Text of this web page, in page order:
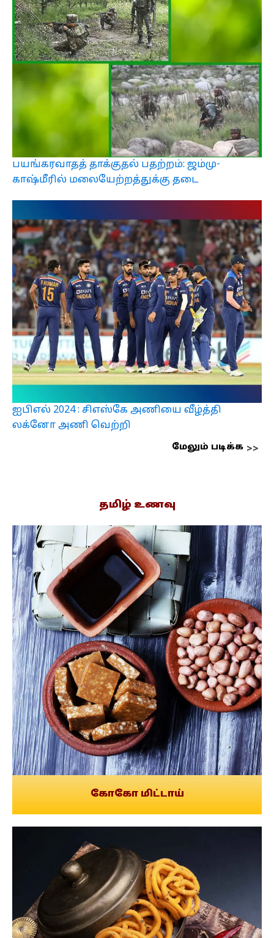
பயங்கரவாதத் தாக்குதல் பதற்றம்: ஜம்மு-
காஷ்மீரில் மலையேற்றத்துக்கு தடை
ஐபிஎல் 2024 : சிஎஸ்கே அணியை வீழ்த்தி
லக்னோ அணி வெற்றி
மேலும் படிக்க
தமிழ் உணவு
கோகோ மிட்டாய்